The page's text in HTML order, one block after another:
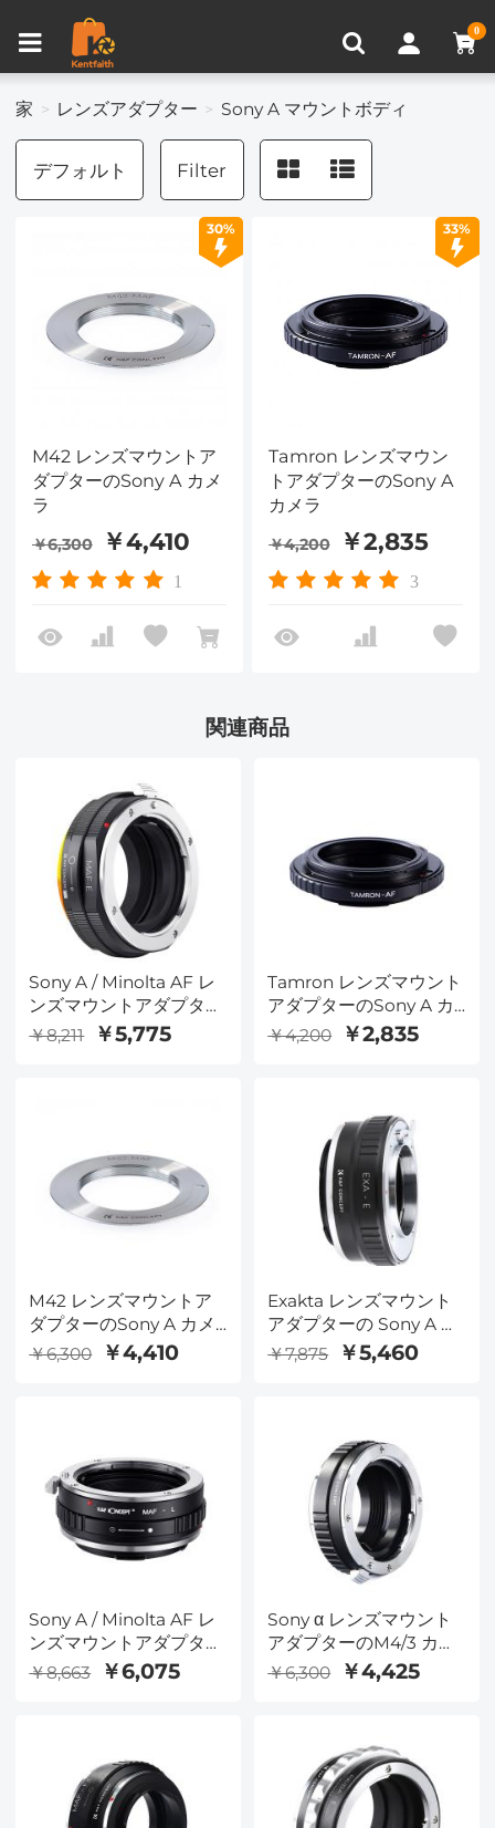
0
家 レンズアダプター Sony A マウントボディ
デフォルト Filter
30%
M42 レンズマウントア
ダプターのSony A カメ
ラ
￥6,300 ￥4,410
1
33%
Tamron レンズマウン
トアダプターのSony A
カメラ
￥4,200 ￥2,835
3
関連商品
Sony A / Minolta AF レ
ンズマウントアダプター
の Sony E カメラ
￥8,211 ￥5,775
Tamron レンズマウント
アダプターのSony A カ
メラ
￥4,200 ￥2,835
M42 レンズマウントア
ダプターのSony A カメ
ラ
￥6,300 ￥4,410
Exakta レンズマウント
アダプターの Sony A カ
メラ
￥7,875 ￥5,460
Sony A / Minolta AF レ
ンズマウントアダプター
の Lマウント カメラ
￥8,663 ￥6,075
Sony α レンズマウント
アダプターのM4/3 カメ
ラ A-M43
￥6,300 ￥4,425